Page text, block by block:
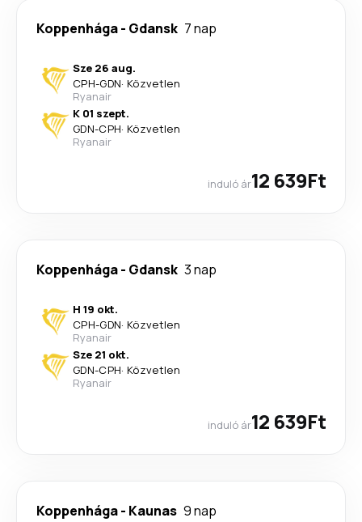
Koppenhága- Gdansk 7 nap
Sze 26 aug.
CPH-GDN· Közvetlen
Ryanair
K 01 szept.
GDN-CPH· Közvetlen
Ryanair
induló ár12 639Ft
Koppenhága- Gdansk 3 nap
H 19 okt.
CPH-GDN· Közvetlen
Ryanair
Sze 21 okt.
GDN-CPH· Közvetlen
Ryanair
induló ár12 639Ft
Koppenhága- Kaunas 9 nap